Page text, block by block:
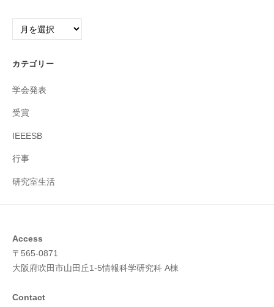
ー
イ
カテゴリー
学会発表
受賞
IEEESB
行事
研究室生活
Access
〒565-0871
大阪府吹田市山田丘1-5情報科学研究科 A棟
Contact